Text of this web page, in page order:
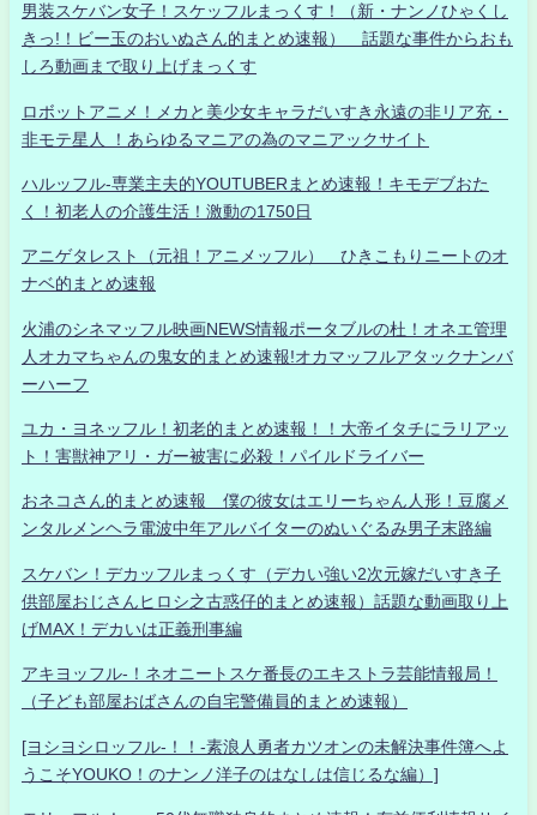
男装スケバン女子！スケッフルまっくす！（新・ナンノひゃくし
きっ!！ビー玉のおいぬさん的まとめ速報） 話題な事件からおも
しろ動画まで取り上げまっくす
ロボットアニメ！メカと美少女キャラだいすき永遠の非リア充・
非モテ星人 ！あらゆるマニアの為のマニアックサイト
ハルッフル-専業主夫的YOUTUBERまとめ速報！キモデブおた
く！初老人の介護生活！激動の1750日
アニゲタレスト（元祖！アニメッフル） ひきこもりニートのオ
ナベ的まとめ速報
火浦のシネマッフル映画NEWS情報ポータブルの杜！オネエ管理
人オカマちゃんの鬼女的まとめ速報!オカマッフルアタックナンバ
ーハーフ
ユカ・ヨネッフル！初老的まとめ速報！！大帝イタチにラリアッ
ト！害獣神アリ・ガー被害に必殺！パイルドライバー
おネコさん的まとめ速報 僕の彼女はエリーちゃん人形！豆腐メ
ンタルメンヘラ電波中年アルバイターのぬいぐるみ男子末路編
スケバン！デカッフルまっくす（デカい強い2次元嫁だいすき子
供部屋おじさんヒロシ之古惑仔的まとめ速報）話題な動画取り上
げMAX！デカいは正義刑事編
アキヨッフル-！ネオニートスケ番長のエキストラ芸能情報局！
（子ども部屋おばさんの自宅警備員的まとめ速報）
[ヨシヨシロッフル-！！-素浪人勇者カツオンの未解決事件簿へよ
うこそYOUKO！のナンノ洋子のはなしは信じるな編）]